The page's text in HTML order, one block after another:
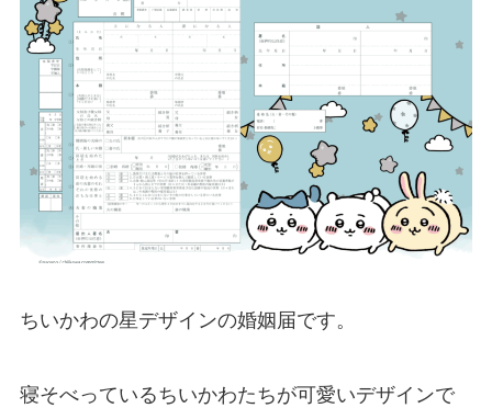
ちいかわの星デザインの婚姻届です。
寝そべっているちいかわたちが可愛いデザインで